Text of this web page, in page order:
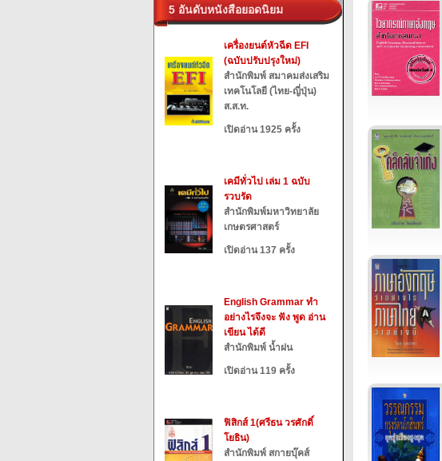
5 อันดับหนังสือยอดนิยม
เครื่องยนต์หัวฉีด EFI
(ฉบับปรับปรุงใหม่)
สำนักพิมพ์ สมาคมส่งเสริม
เทคโนโลยี (ไทย-ญี่ปุ่น)
ส.ส.ท.
เปิดอ่าน 1925 ครั้ง
เคมีทั่วไป เล่ม 1 ฉบับ
รวบรัด
สำนักพิมพ์มหาวิทยาลัย
เกษตรศาสตร์
เปิดอ่าน 137 ครั้ง
English Grammar ทำ
อย่างไรจึงจะ ฟัง พูด อ่าน
เขียน ได้ดี
สำนักพิมพ์ น้ำฝน
เปิดอ่าน 119 ครั้ง
ฟิสิกส์ 1(ศรีธน วรศักดิ์
โยธิน)
สำนักพิมพ์ สกายบุ๊คส์